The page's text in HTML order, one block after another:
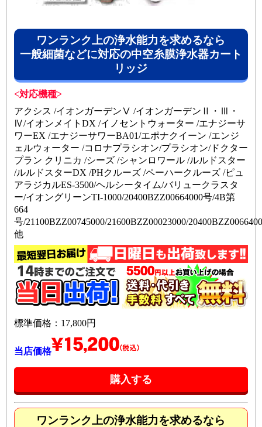
ワンランク上の浄水能力を求めるなら
一般細菌などに対応の中空糸膜浄水器カート
リッジ
<対応機種>
アクシス /イオンガーデンⅤ /イオンガーデンⅡ・Ⅲ・
Ⅳ/イオンメイトDX /イノセントウォーター /エナジーサ
ワーEX /エナジーサワーBA01/エポナクイーン /エンジ
ェルウォーター /コロナプラシオン/プラシオン/ドクター
プラン クリニカ /シーズ /シャンロワール /ルルドスター
/ルルドスターDX /PHクルーズ /ペーハークルーズ /ピュ
アラジカルES-3500/ヘルシータイム/バリュークラスタ
ー/イオングリーンTI-1000/20400BZZ00664000号/4B第
664
号/21100BZZ00745000/21600BZZ00023000/
他
標準価格：17,800円
当店価格
ワンランク上の浄水能力を求めるなら